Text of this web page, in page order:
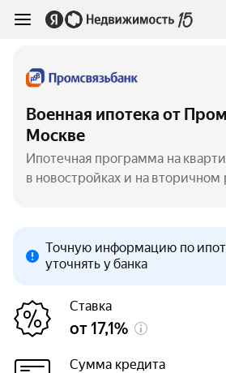
Военная ипотека от
Москве
Ипотечная программа на
в новостройках и на вторичном
Точную информацию по
уточнять у банка
Ставка
от 17,1%
Сумма кредита